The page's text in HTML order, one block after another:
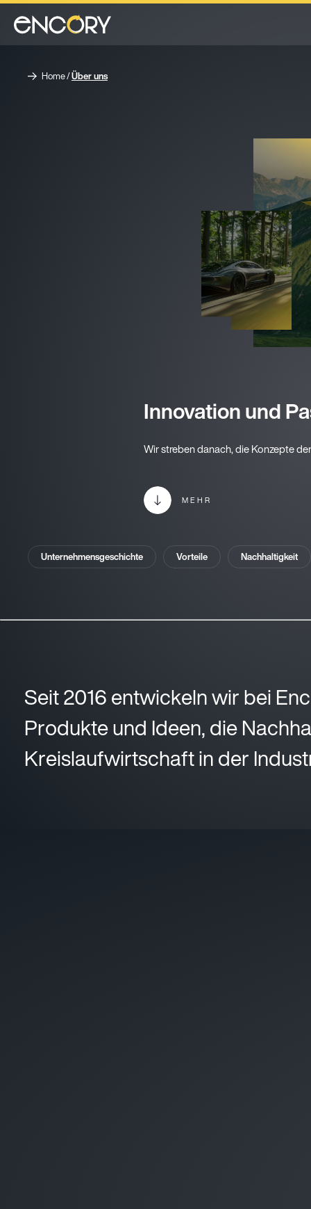
Home/Über uns
Innovation und
Wir streben danach, die Konzepte
MEHR
Unternehmensgeschichte Vorteile Nachhaltigkeit
Seit2016entwickelnwirbei Enc
Produkteund Ideen,dieNachha
Kreislaufwirtschaftinder Indust